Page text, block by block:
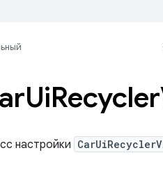
UiRecycler
настройки